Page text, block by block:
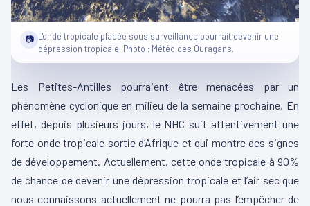
📷 L'onde tropicale placée sous surveillance pourrait devenir une
dépression tropicale. Photo : Météo des Ouragans.
Les Petites-Antilles pourraient être menacées par un
phénomène cyclonique en milieu de la semaine prochaine. En
effet, depuis plusieurs jours, le NHC suit attentivement une
forte onde tropicale sortie d’Afrique et qui montre des signes
de développement. Actuellement, cette onde tropicale à 90%
de chance de devenir une dépression tropicale et l’air sec que
nous connaissons actuellement ne pourra pas l’empêcher de